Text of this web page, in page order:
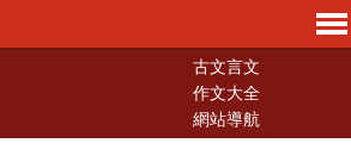
導
古文言文
作文大全
網站導航